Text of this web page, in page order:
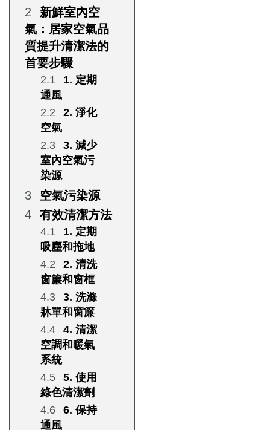
新鮮室內空
氣：居家空氣品
質提升清潔法的
首要步驟
1. 定期
通風
2. 淨化
空氣
3. 減少
室內空氣污
染源
空氣污染源
有效清潔方法
1. 定期
吸塵和拖地
2. 清洗
窗簾和窗框
3. 洗滌
牀單和窗簾
4. 清潔
空調和暖氣
系統
5. 使用
綠色清潔劑
6. 保持
通風